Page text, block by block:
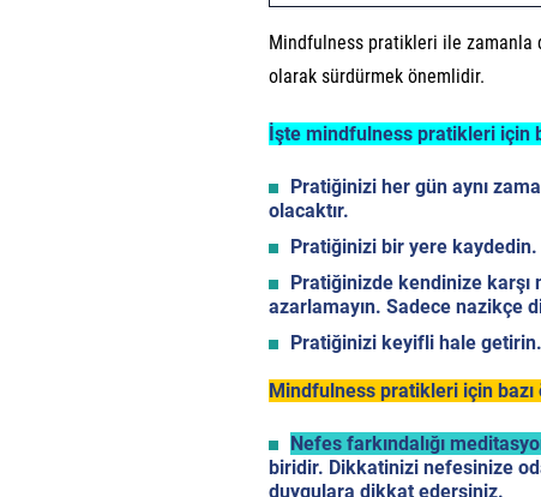
Mindfulness pratikleri ile zamanla
olarak sürdürmek önemlidir.
İşte mindfulness pratikleri için
Pratiğinizi her gün aynı
olacaktır.
Pratiğinizi bir yere kaydedin.
Pratiğinizde kendinize karşı
azarlamayın. Sadece nazikçe
Pratiğinizi keyifli hale getirin.
Mindfulness pratikleri için
Nefes farkındalığı
biridir. Dikkatinizi nefesinize
duygulara dikkat edersiniz.